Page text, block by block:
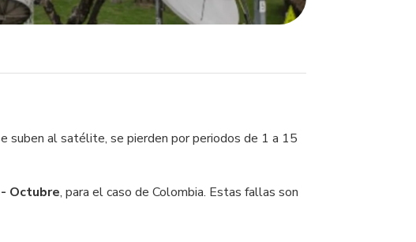
suben al satélite, se pierden por periodos de 1 a 15
Octubre, para el caso de Colombia. Estas fallas son